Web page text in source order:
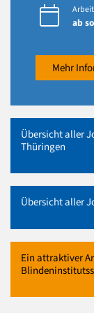
ab
Mehr
Übersicht aller
Thüringen
Übersicht aller
Ein attraktiver